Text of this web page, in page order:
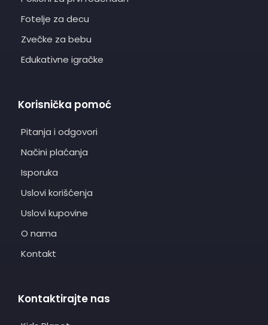
Fotelje za decu
Zvečke za bebu
Edukativne igračke
Korisnička pomoć
Pitanja i odgovori
Načini plaćanja
Isporuka
Uslovi korišćenja
Uslovi kupovine
O nama
Kontakt
Kontaktirajte nas